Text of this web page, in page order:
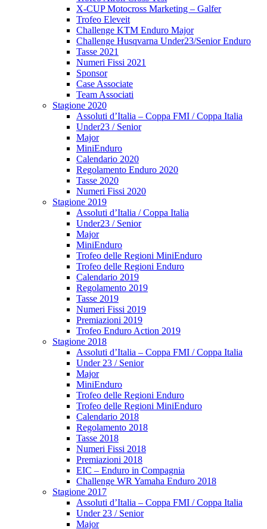
X-CUP Motocross Marketing – Galfer
Trofeo Eleveit
Challenge KTM Enduro Major
Challenge Husqvarna Under23/Senior Enduro
Tasse 2021
Numeri Fissi 2021
Sponsor
Case Associate
Team Associati
Stagione 2020
Assoluti d’Italia – Coppa FMI / Coppa Italia
Under23 / Senior
Major
MiniEnduro
Calendario 2020
Regolamento Enduro 2020
Tasse 2020
Numeri Fissi 2020
Stagione 2019
Assoluti d’Italia / Coppa Italia
Under23 / Senior
Major
MiniEnduro
Trofeo delle Regioni MiniEnduro
Trofeo delle Regioni Enduro
Calendario 2019
Regolamento 2019
Tasse 2019
Numeri Fissi 2019
Premiazioni 2019
Trofeo Enduro Action 2019
Stagione 2018
Assoluti d’Italia – Coppa FMI / Coppa Italia
Under 23 / Senior
Major
MiniEnduro
Trofeo delle Regioni Enduro
Trofeo delle Regioni MiniEnduro
Calendario 2018
Regolamento 2018
Tasse 2018
Numeri Fissi 2018
Premiazioni 2018
EIC – Enduro in Compagnia
Challenge WR Yamaha Enduro 2018
Stagione 2017
Assoluti d’Italia – Coppa FMI / Coppa Italia
Under 23 / Senior
Major